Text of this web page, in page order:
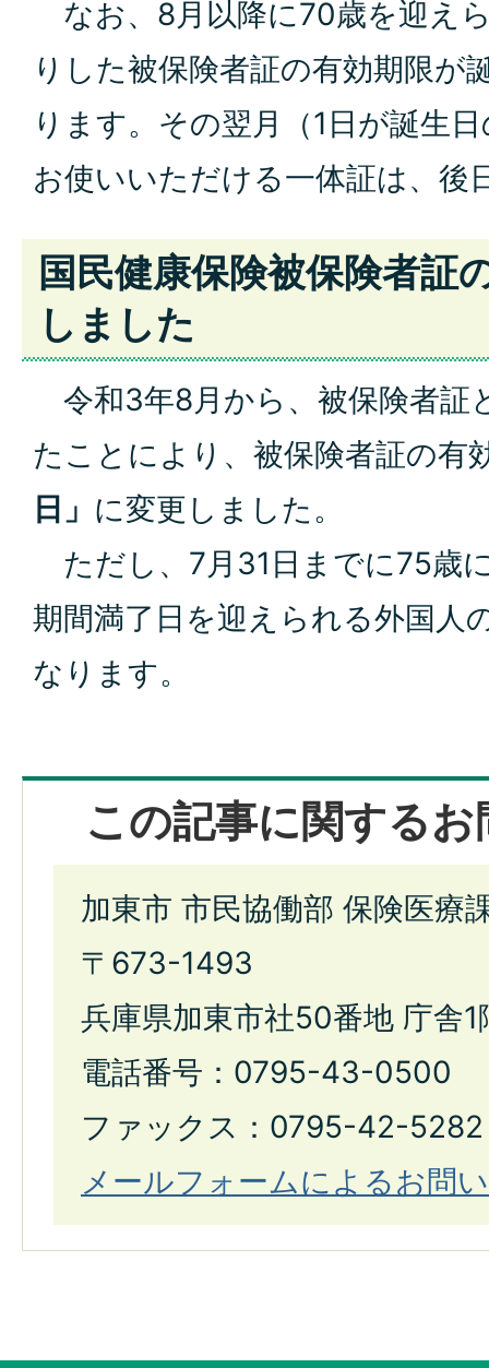
なお、8月以降に70歳を迎え
りした被保険者証の有効期限が
ります。その翌月（1日が誕生
お使いいただける一体証は、後
国民健康保険被保険者証
しました
令和3年8月から、被保険者証
たことにより、被保険者証の有
日」 に変更しました。
ただし、7月31日までに75歳
期間満了日を迎えられる外国人
なります。
この記事に関する
加東市 市民協働部 保険医療
〒673-1493
兵庫県加東市社50番地 庁舎1
電話番号：0795-43-0500
ファックス：0795-42-5282
メールフォームによるお問